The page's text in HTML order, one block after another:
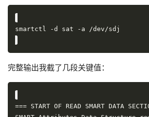
完整输出我截了几段关键值：